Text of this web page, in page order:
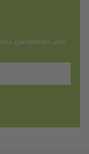
genommen und
Mail Adresse